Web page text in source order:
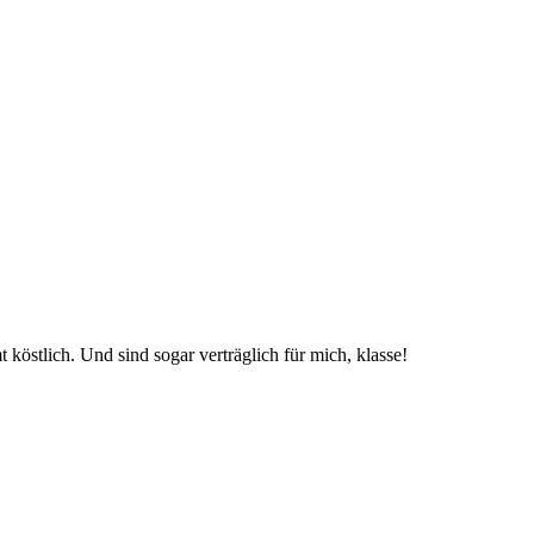
köstlich. Und sind sogar verträglich für mich, klasse!